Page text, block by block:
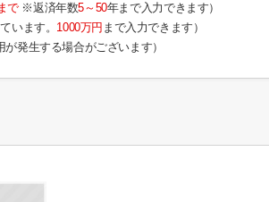
で※返済年数5～50年まで入力できます）
います。 1000万円 まで入力できます）
発生する場合がございます）